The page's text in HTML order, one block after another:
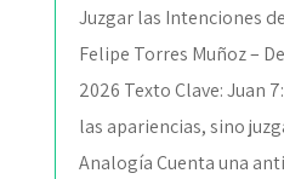
Juzgar las Intenciones
Felipe Torres Muñoz –
2026 Texto Clave: Juan
las apariencias, sino
Analogía Cuenta una